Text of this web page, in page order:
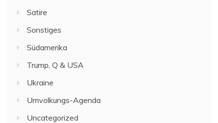
Satire
Sonstiges
Südamerika
Trump, Q & USA
Ukraine
Umvolkungs-Agenda
Uncategorized